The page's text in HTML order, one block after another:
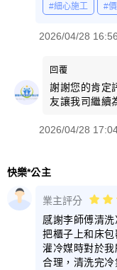
#細心施工 #
2026/04/28 16:56
回覆
謝謝您的肯定
友讓我司繼續
2026/04/28
快樂*公主
業主評分
感謝李師傅清
把櫃子上和床包
灌冷媒時對於
合理，清洗完